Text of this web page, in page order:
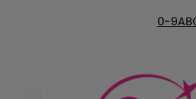
0-9AB